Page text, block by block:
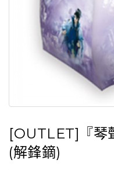
[OUTLET]『琴
(解鋒鏑)